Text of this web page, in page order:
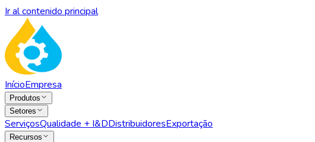
Ir al contenido principal
InícioEmpresa
Produtos
Setores
ServiçosQualidade + I&DDistribuidoresExportação
Recursos